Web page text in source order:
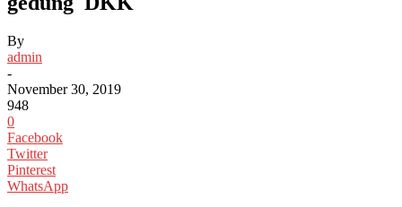
By
admin
-
November 30, 2019
948
0
Facebook
Twitter
Pinterest
WhatsApp